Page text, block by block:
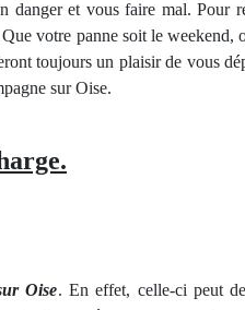
danger et vous faire mal. Pour
votre panne soit le weekend,
toujours un plaisir de vous
sur Oise.
Oise. En effet, celle-ci peut